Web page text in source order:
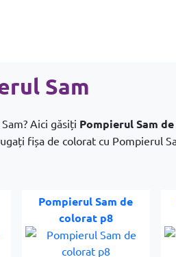
Sam
Aici găsiți Pompierul Sam
fișa de colorat cu Pompierul
Pompierul Sam de
colorat p8